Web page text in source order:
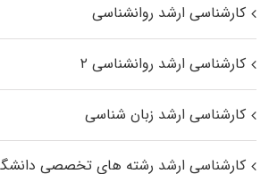
کارشناسی ارشد روانشناسی
کارشناسی ارشد روانشناسی ۲
کارشناسی ارشد زبان شناسی
کارشناسی ارشد رﺷﺘﻪ ﻫﺎی تخصصی